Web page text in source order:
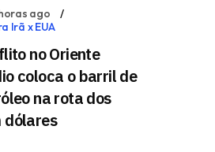
ago
Irã x EUA
no Oriente
coloca o barril de
na rota dos
dólares